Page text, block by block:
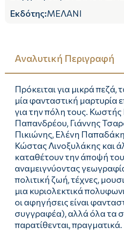
Εκδότης:ΜΕΛΑΝΙ
Αναλυτική Περιγραφή
Πρόκειται για μικρά πεζά,
μία φανταστική μαρτυρία
για την πόλη τους.
Παπανδρέου, Γιάννης
Πικιώνης, Ελένη
Κώστας Λινοξυλάκης και
καταθέτουν την άποψή
αναμειγνύοντας
πολιτική ζωή, τέχνες,
μια κυριολεκτικά
οι αφηγήσεις είναι
συγγραφέα), αλλά όλα τα
παρατίθενται, πραγματικά.